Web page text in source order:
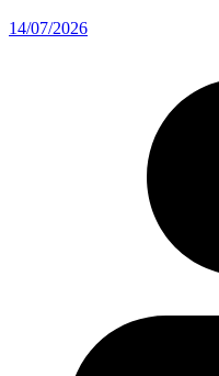
14/07/2026